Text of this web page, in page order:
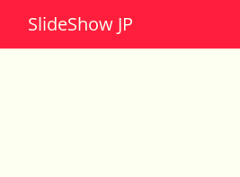
SlideShow JP